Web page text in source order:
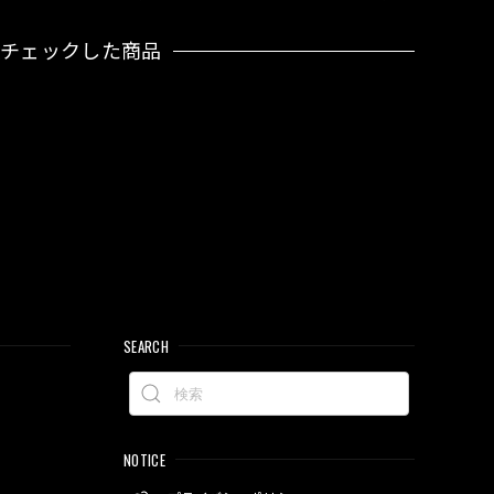
ェックした商品
SEARCH
NOTICE